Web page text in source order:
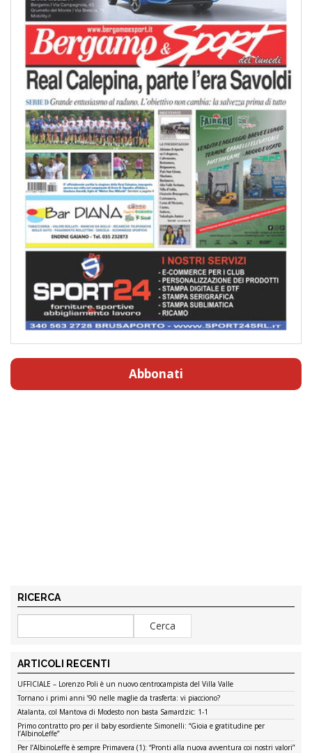
Abbonati
RICERCA
ARTICOLI RECENTI
UFFICIALE – Lorenzo Poli è un nuovo centrocampista del Villa Valle
Tornano i primi anni ’90 nelle maglie da trasferta: vi piacciono?
Atalanta, col Mantova di Modesto non basta Samardzic: 1-1
Primo contratto pro per il baby esordiente Simonelli: “Gioia e gratitudine per
l’AlbinoLeffe”
Per l’AlbinoLeffe è sempre Primavera (1): “Pronti alla nuova avventura coi nostri valori”